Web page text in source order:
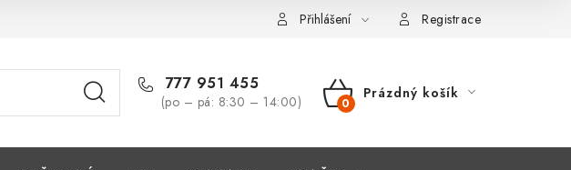
Přihlášení Registrace
777 951 455
(po – pá: 8:30 – 14:00)
NÁKUPNÍ
Prázdný košík